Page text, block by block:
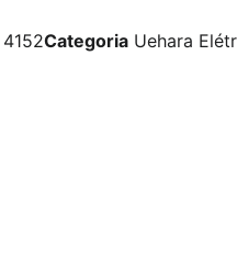
4152Categoria Uehara